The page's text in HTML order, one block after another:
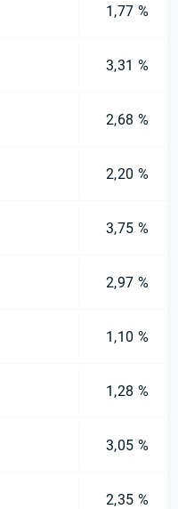
1,77 %
3,31 %
2,68 %
2,20 %
3,75 %
2,97 %
1,10 %
1,28 %
3,05 %
2,35 %